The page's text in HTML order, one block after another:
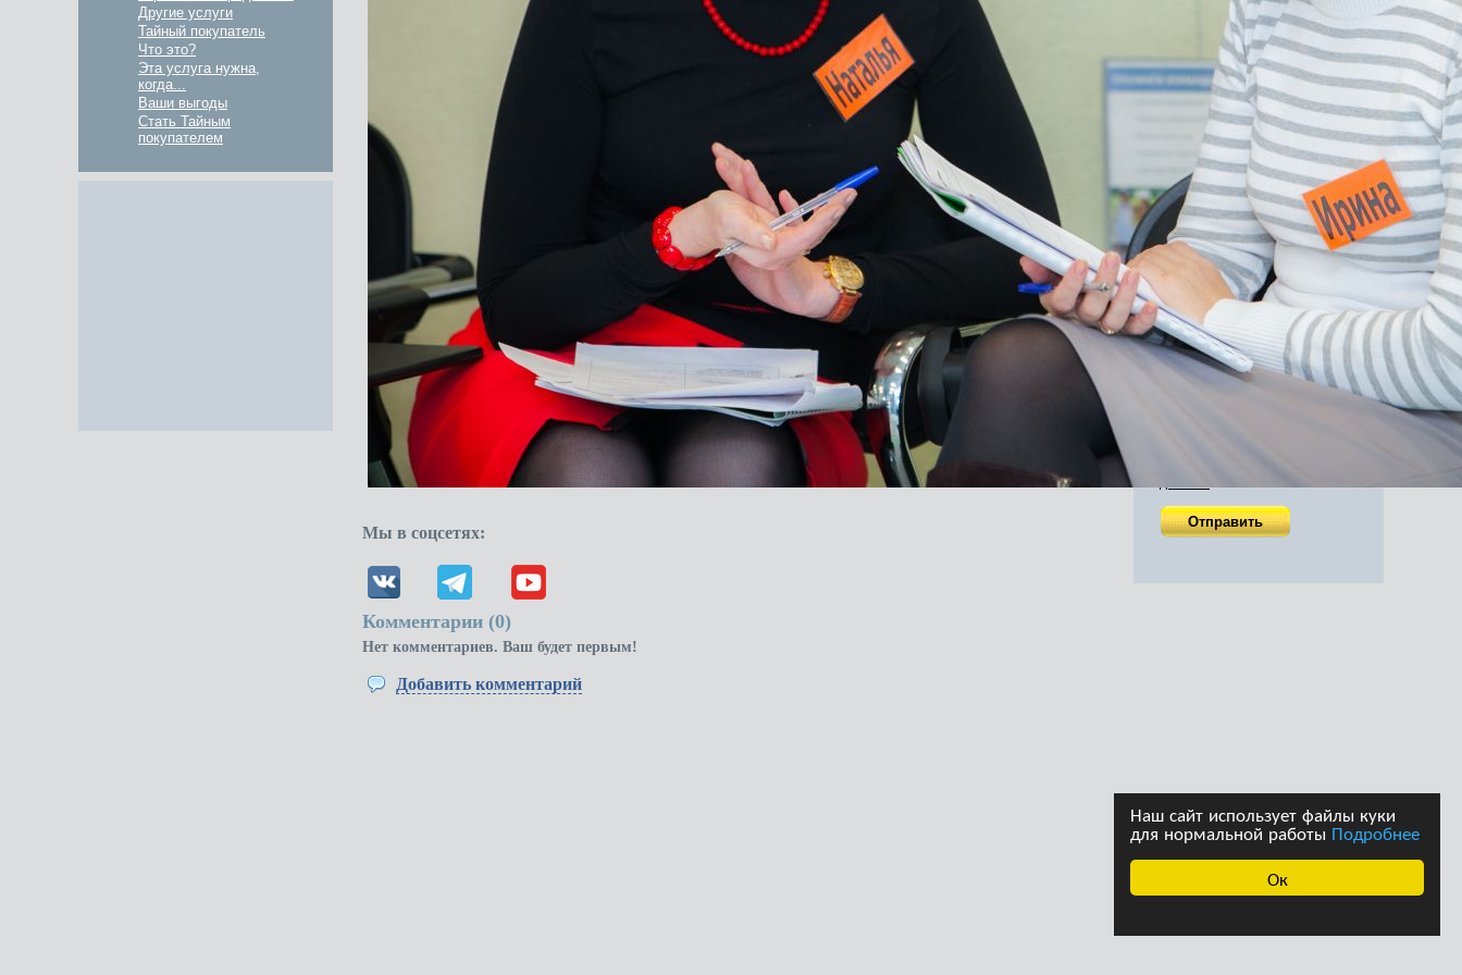
Ок
Наш сайт использует файлы куки
для нормальной работы Подробнее
Другие услуги
Тайный покупатель
Что это?
Эта услуга нужна,
когда...
Ваши выгоды
Стать Тайным
покупателем
Задайте свой вопрос
нашим специалистам
Введите ваше Ф.И.О.*
Ваш email
Ваш вопрос*
Введите код:
Мы в соцсетях:
Комментарии (0)
Нет комментариев. Ваш будет первым!
Добавить комментарий